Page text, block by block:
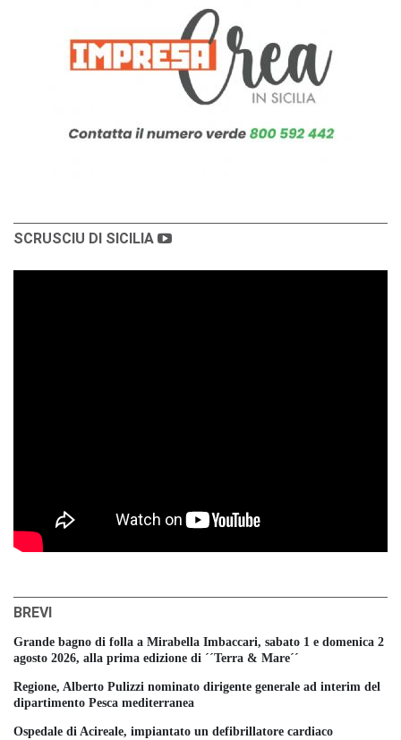
SCRUSCIU DI SICILIA
BREVI
Grande bagno di folla a Mirabella Imbaccari, sabato 1 e domenica 2
agosto 2026, alla prima edizione di ´´Terra & Mare´´
Regione, Alberto Pulizzi nominato dirigente generale ad interim del
dipartimento Pesca mediterranea
Ospedale di Acireale, impiantato un defibrillatore cardiaco